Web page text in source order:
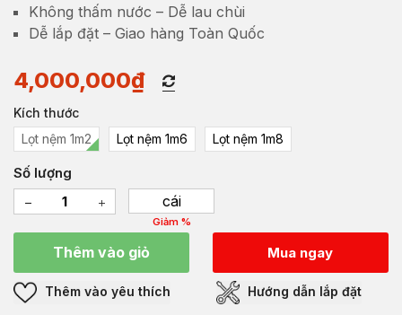
Không thấm nước – Dễ lau chùi
Dễ lắp đặt – Giao hàng Toàn Quốc
4,000,000₫
Kích thước
Lọt nệm 1m2
Lọt nệm 1m6 Lọt nệm 1m8
Số lượng
cái
Giảm %
Thêm vào giỏ Mua ngay
Thêm vào yêu thích Hướng dẫn lắp đặt